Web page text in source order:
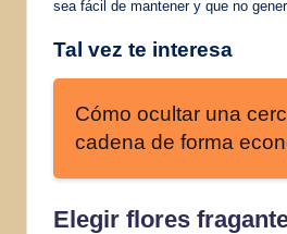
sea fácil de mantener y que no
Tal vez te interesa
Cómo ocultar una
cadena de forma
Elegir flores